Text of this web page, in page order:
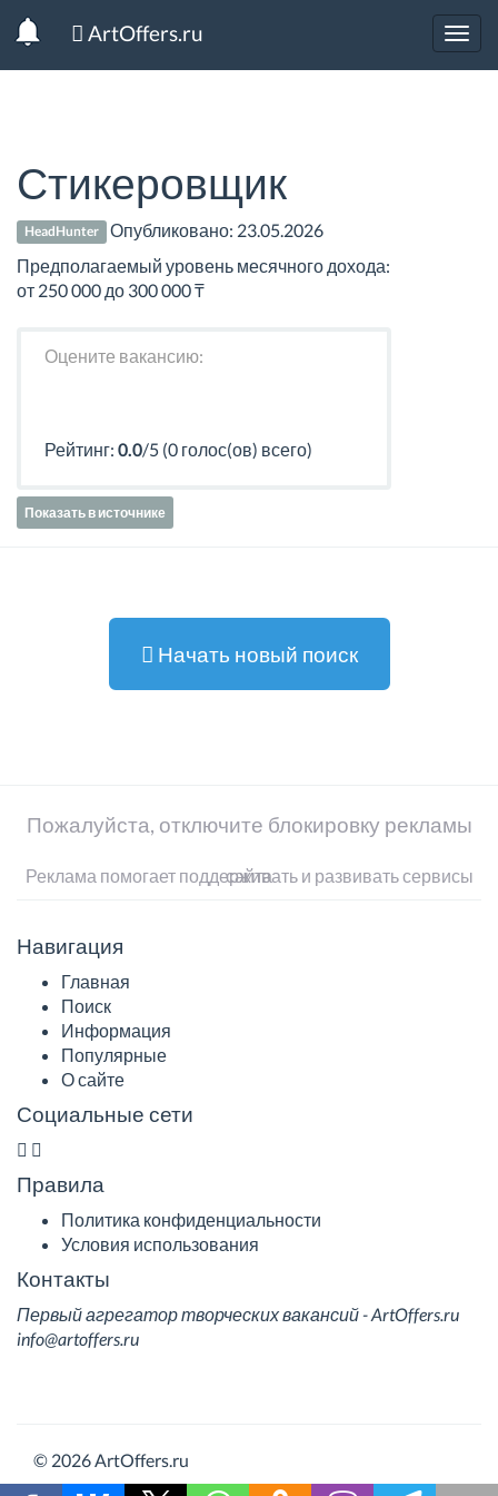
ArtOffers.ru
Стикеровщик
HeadHunter Опубликовано: 23.05.2026
Предполагаемый уровень месячного дохода:
от 250 000 до 300 000 ₸
Оцените вакансию:
Рейтинг: 0.0/5 (0 голос(ов) всего)
Показать в источнике
Начать новый поиск
Пожалуйста, отключите блокировку рекламы
Реклама помогает поддерживать и развивать сервисы сайта
Навигация
Главная
Поиск
Информация
Популярные
О сайте
Социальные сети
Правила
Политика конфиденциальности
Условия использования
Контакты
Первый агрегатор творческих вакансий - ArtOffers.ru
info@artoffers.ru
© 2026 ArtOffers.ru